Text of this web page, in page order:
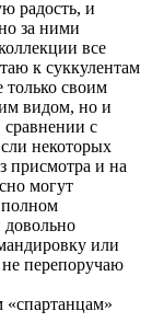
радость, и
за ними
все
к суккулентам
только своим
видом, но и
сравнении с
некоторых
присмотра и на
могут
полном
довольно
или
не перепоручаю
«спартанцам»